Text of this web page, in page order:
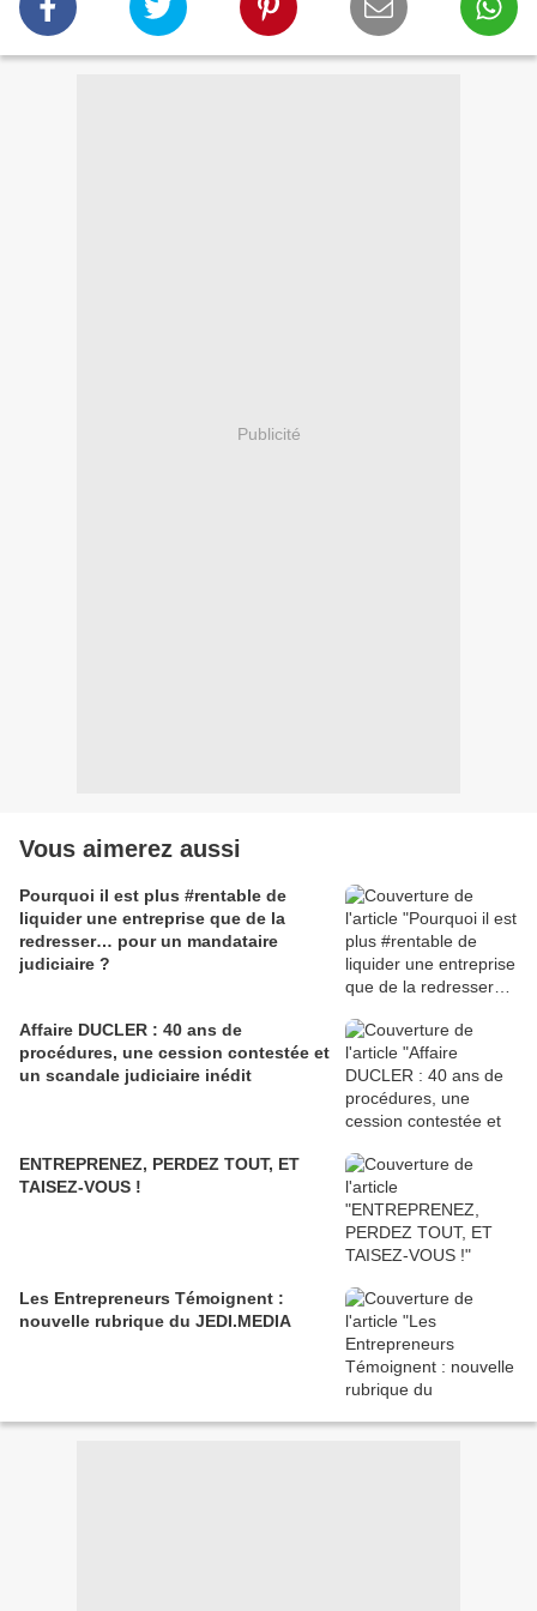
Publicité
Vous aimerez aussi
Pourquoi il est plus #rentable de
liquider une entreprise que de la
redresser… pour un mandataire
judiciaire ?
Affaire DUCLER : 40 ans de
procédures, une cession contestée et
un scandale judiciaire inédit
ENTREPRENEZ, PERDEZ TOUT, ET
TAISEZ-VOUS !
Les Entrepreneurs Témoignent :
nouvelle rubrique du JEDI.MEDIA